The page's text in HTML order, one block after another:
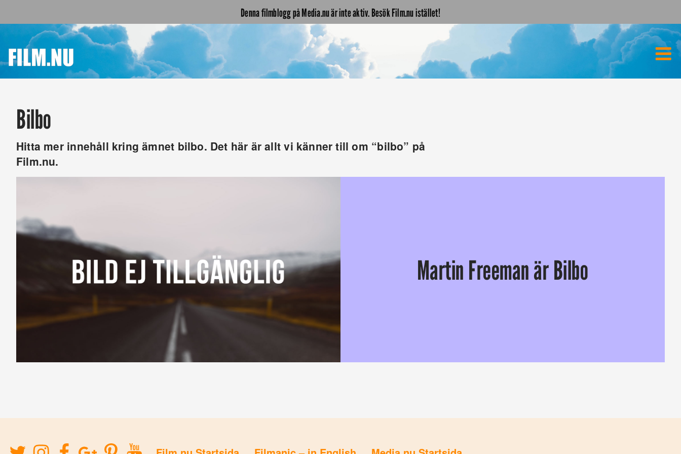
Denna filmblogg på Media.nu är inte aktiv. Besök Film.nu istället!
Bilbo
Hitta mer innehåll kring ämnet bilbo. Det här är allt vi känner till om “bilbo” på
Film.nu.
Martin Freeman är Bilbo